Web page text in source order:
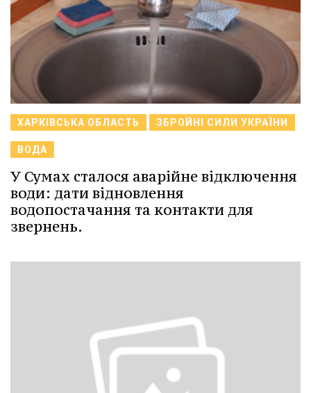
ХАРКІВСЬКА ОБЛАСТЬ ЗБРОЙНІ СИЛИ УКРАЇНИ
ВОДА
У Сумах сталося аварійне відключення
води: дати відновлення
водопостачання та контакти для
звернень.